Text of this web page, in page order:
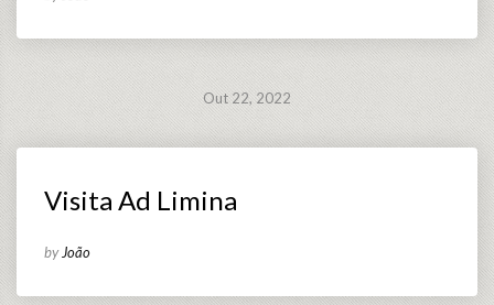
Out 22, 2022
Visita Ad Limina
by João